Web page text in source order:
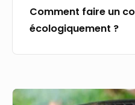
Comment faire un
écologiquement ?
Comment